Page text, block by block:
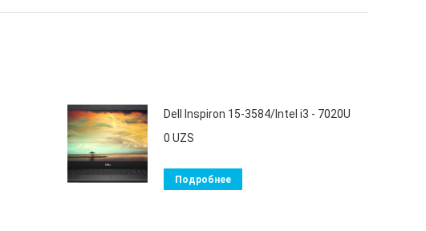
Dell Inspiron 15-3584/Intel i3 - 7020U
0 UZS
Подробнее